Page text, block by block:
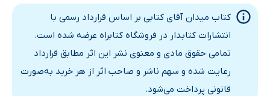
کتاب میدان آقای کتابی بر اساس قرارداد رسمی با
انتشارات کتابدار در فروشگاه کتابراه عرضه شده است.
تمامی حقوق مادی و معنوی نشر این اثر مطابق قرارداد
رعایت شده و سهم ناشر و صاحب اثر از هر خرید به‌صورت
قانونی پرداخت می‌شود.